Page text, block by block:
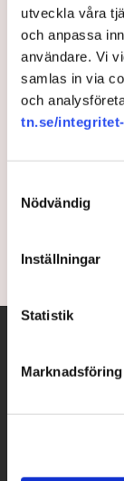
utveckla våra
och anpassa
användare. Vi
samlas in via
och
tn.se/
Nödvändig
Inställningar
Statistik
Marknadsföring
Trots att
återvänder
3 years ago |